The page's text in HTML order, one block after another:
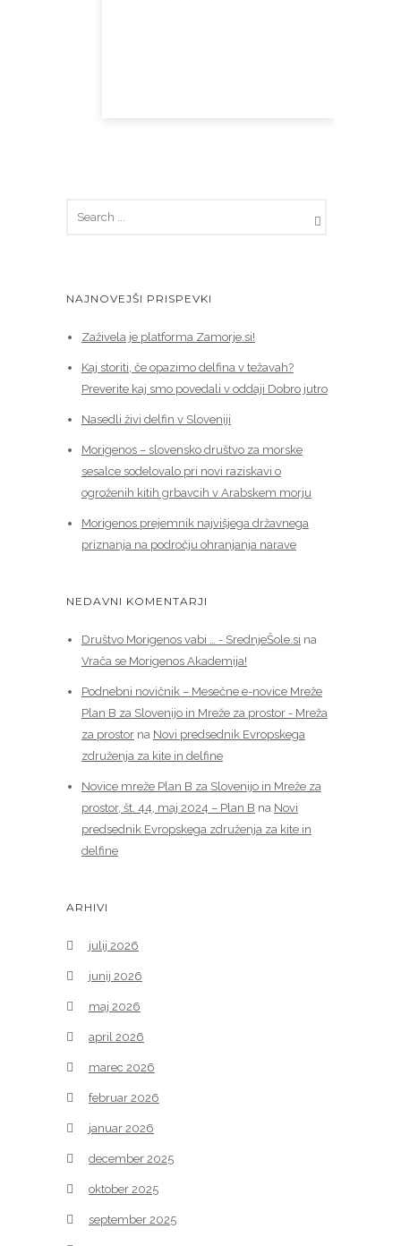
NAJNOVEJŠI PRISPEVKI
Zaživela je platforma Zamorje.si!
Kaj storiti, če opazimo delfina v težavah?
Preverite kaj smo povedali v oddaji Dobro jutro
Nasedli živi delfin v Sloveniji
Morigenos – slovensko društvo za morske
sesalce sodelovalo pri novi raziskavi o
ogroženih kitih grbavcih v Arabskem morju
Morigenos prejemnik najvišjega državnega
priznanja na področju ohranjanja narave
NEDAVNI KOMENTARJI
Društvo Morigenos vabi … - SrednjeŠole.si na
Vrača se Morigenos Akademija!
Podnebni novičnik – Mesečne e-novice Mreže
Plan B za Slovenijo in Mreže za prostor - Mreža
za prostorna Novi predsednik Evropskega
združenja za kite in delfine
Novice mreže Plan B za Slovenijo in Mreže za
prostor, št. 44, maj 2024 – Plan B na Novi
predsednik Evropskega združenja za kite in
delfine
ARHIVI
julij 2026
junij 2026
maj 2026
april 2026
marec 2026
februar 2026
januar 2026
december 2025
oktober 2025
september 2025